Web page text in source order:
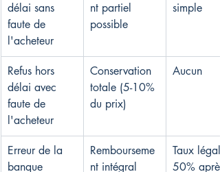
délai sans
faute de
l'acheteur
nt partiel
possible
simple
Refus hors
délai avec
faute de
l'acheteur
Conservation
totale (5-10%
du prix)
Aucun
Erreur de la
banque
Rembourseme
nt intégral
Taux
50% après